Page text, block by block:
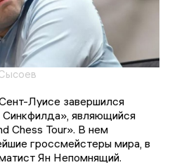
Луисе завершился
являющийся
Chess Tour». В нем
гроссмейстеры мира, в
Ян Непомнящий.